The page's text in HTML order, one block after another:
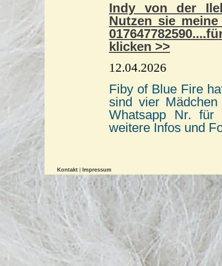
Indy von der
Nutzen sie
klicken >>
12.04.2026
Fiby of Blue Fire
sind vier
Whatsapp Nr. für
weitere Infos und
Kontakt | Impressum